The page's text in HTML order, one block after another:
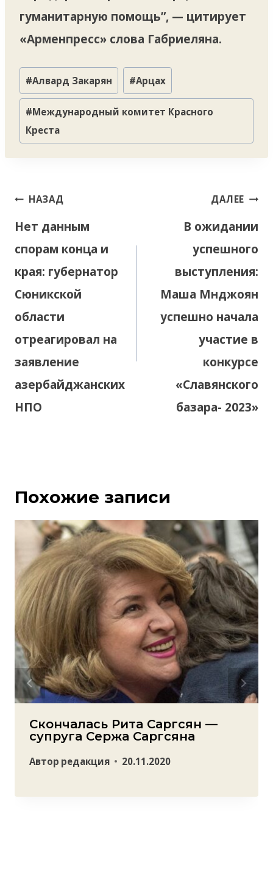
гуманитарную помощь”, — цитирует
«Арменпресс» слова Габриеляна.
Метки
записи:
#Алвард Закарян #Арцах
#Международный комитет Красного
Креста
Навигация
записям
НАЗАД
Нет данным
спорам конца и
края: губернатор
Сюникской
области
отреагировал на
заявление
азербайджанских
НПО
ДАЛЕЕ
В ожидании
успешного
выступления:
Маша Мнджоян
успешно начала
участие в
конкурсе
«Славянского
базара- 2023»
Похожие записи
Скончалась Рита Саргсян —
супруга Сержа Саргсяна
Автор редакция 20.11.2020